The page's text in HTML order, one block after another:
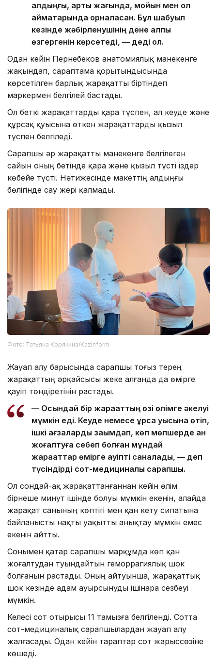
алдыңғы, артқы жағында, мойын мен қол
аймақтарында орналасқан. Бұл шабуыл
кезінде жәбірленушінің дене қалпы
өзгергенін көрсетеді, — деді ол.
Одан кейін Пернебеков анатомиялық манекенге
жақындап, сараптама қорытындысында
көрсетілген барлық жарақатты біртіндеп
маркермен белгілей бастады.
Ол беткі жарақаттарды қара түспен, ал кеуде және
құрсақ қуысына өткен жарақаттарды қызыл
түспен белгіледі.
Сарапшы әр жарақатты манекенге белгілеген
сайын оның бетінде қара және қызыл түсті іздер
көбейе түсті. Нәтижесінде макеттің алдыңғы
бөлігінде сау жері қалмады.
Фото: Татьяна Корякина/Kazinform
Жауап алу барысында сарапшы тоғыз терең
жарақаттың әрқайсысы жеке алғанда да өмірге
қауіп төндіретінін растады.
— Осындай бір жарақаттың өзі өлімге әкелуі
мүмкін еді. Кеуде немесе құрсақ қуысына өтіп,
ішкі ағзаларды зақымдап, көп мөлшерде қан
жоғалтуға себеп болған мұндай
жарақаттар өмірге қауіпті саналады, — деп
түсіндірді сот-медициналық сарапшы.
Ол сондай-ақ жарақаттанғаннан кейін өлім
бірнеше минут ішінде болуы мүмкін екенін, алайда
жарақат санының көптігі мен қан кету сипатына
байланысты нақты уақытты анықтау мүмкін емес
екенін айтты.
Сонымен қатар сарапшы марқұмда көп қан
жоғалтудан туындайтын геморрагиялық шок
болғанын растады. Оның айтуынша, жарақаттық
шок кезінде адам ауырсынуды ішінара сезбеуі
мүмкін.
Келесі сот отырысы 11 тамызға белгіленді. Сотта
сот-медициналық сарапшылардан жауап алу
жалғасады. Одан кейін тараптар сот жарыссөзіне
көшеді.